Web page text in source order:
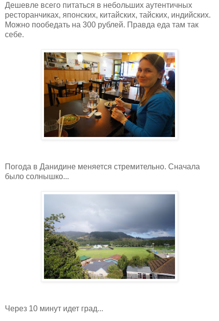
Дешевле всего питаться в небольших аутентичных
ресторанчиках, японских, китайских, тайских, индийских.
Можно пообедать на 300 рублей. Правда еда там так
себе.
Погода в Данидине меняется стремительно. Сначала
было солнышко...
Через 10 минут идет град...